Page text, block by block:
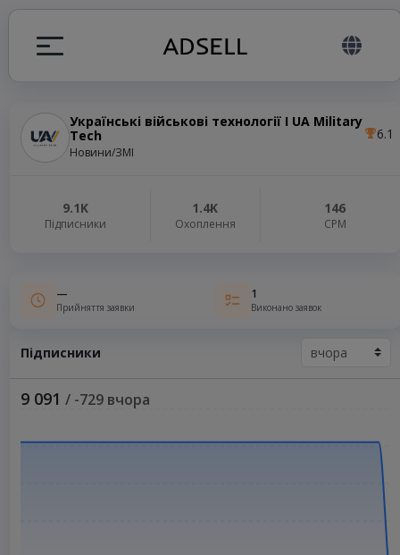
Українські військові технології I UA Military
Tech
Новини/ЗМІ
6.1
9.1K
Підписники
1.4K
Охоплення
146
СРМ
—
Прийняття заявки
1
Виконано заявок
Підписники
9 091 / -729 вчора